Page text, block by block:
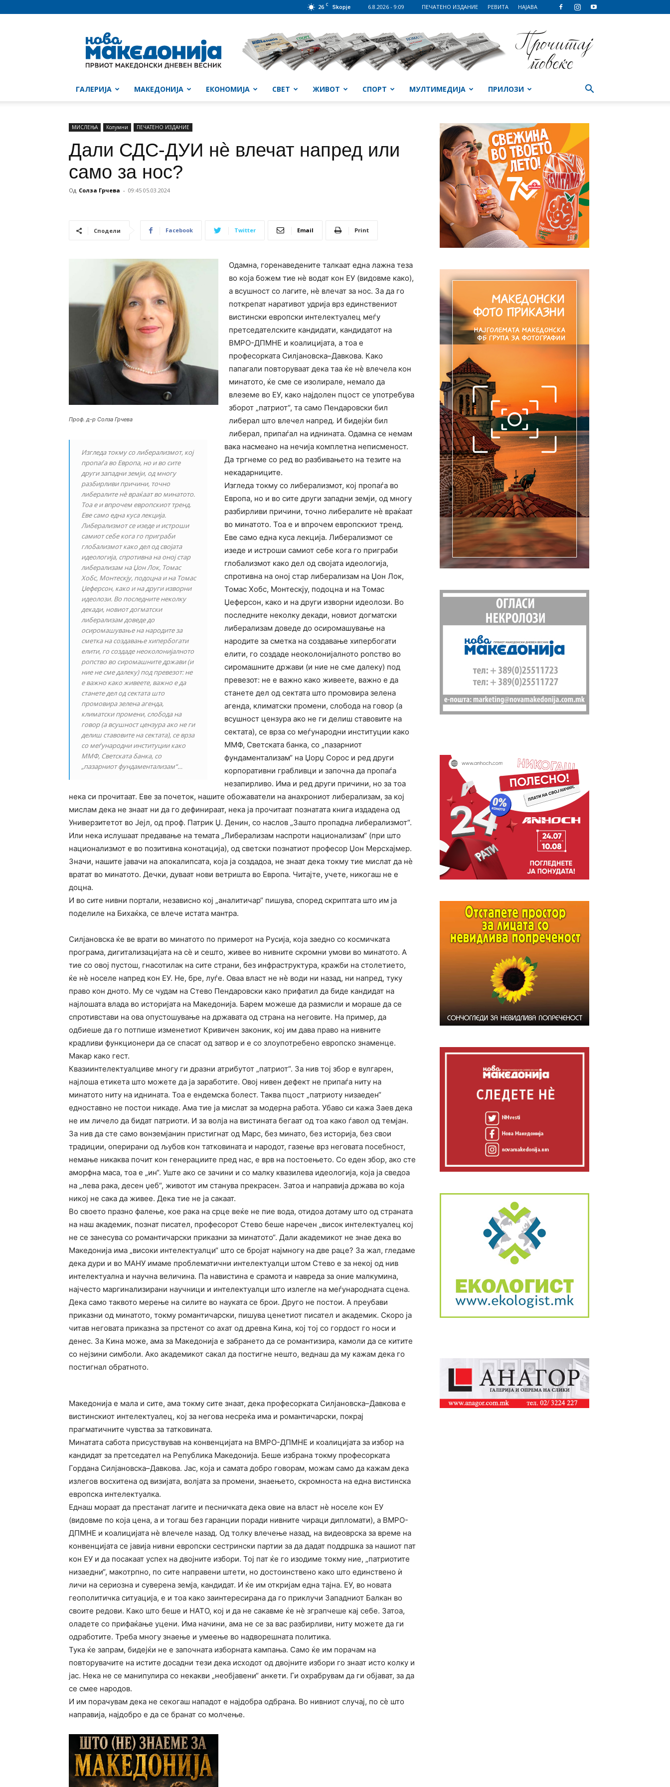
26 C Skopje 6.8.2026 - 9:09 ПЕЧАТЕНО ИЗДАНИЕ РЕВИТА НАЈАВА
Македонија
ГАЛЕРИЈА МАКЕДОНИЈА ЕКОНОМИЈА СВЕТ ЖИВОТ СПОРТ МУЛТИМЕДИЈА ПРИЛОЗИ
МИСЛЕЊА Колумни ПЕЧАТЕНО ИЗДАНИЕ
Дали СДС-ДУИ нѐ влечат напред или
само за нос?
Од Солза Грчева - 09:45 05.03.2024
Сподели Facebook Twitter Email Print
Проф. д-р Солза Грчева
Изгледа токму со либерализмот, кој
пропаѓа во Европа, но и во сите
други западни земји, од многу
разбирливи причини, точно
либералите нѐ враќаат во минатото.
Тоа е и впрочем европскиот тренд.
Еве само една куса лекција.
Либерализмот се изеде и истроши
самиот себе кога го приграби
глобализмот како дел од својата
идеологија, спротивна на оној стар
либерализам на Џон Лок, Томас
Хобс, Монтескју, подоцна и на Томас
Џеферсон, како и на други изворни
идеолози. Во последните неколку
декади, новиот догматски
либерализам доведе до
осиромашување на народите за
сметка на создавање хипербогати
елити, го создаде неоколонијалното
ропство во сиромашните држави (и
ние не сме далеку) под превезот: не
е важно како живеете, важно е да
станете дел од сектата што
промовира зелена агенда,
климатски промени, слобода на
говор (а всушност цензура ако не ги
делиш ставовите на сектата), се врза
со меѓународни институции како
ММФ, Светската банка, со
„пазарниот фундаментализам“…
Одамна, горенаведените талкаат една лажна теза
во која божем тие нѐ водат кон ЕУ (видовме како),
а всушност со лагите, нѐ влечат за нос. За да го
поткрепат наративот удрија врз единствениот
вистински европски интелектуалец меѓу
претседателските кандидати, кандидатот на
ВМРО-ДПМНЕ и коалицијата, а тоа е
професорката Силјановска–Давкова. Како
папагали повторуваат дека таа ќе нѐ влечела кон
минатото, ќе сме се изолирале, немало да
влеземе во ЕУ, како најдолен пцост се употребува
зборот „патриот“, та само Пендаровски бил
либерал што влечел напред. И бидејќи бил
либерал, припаѓал на иднината. Одамна се немам
вака насмеано на нечија комплетна неписменост.
Да тргнеме со ред во разбивањето на тезите на
некадарниците.
Изгледа токму со либерализмот, кој пропаѓа во
Европа, но и во сите други западни земји, од многу
разбирливи причини, точно либералите нѐ враќаат
во минатото. Тоа е и впрочем европскиот тренд.
Еве само една куса лекција. Либерализмот се
изеде и истроши самиот себе кога го приграби
глобализмот како дел од својата идеологија,
спротивна на оној стар либерализам на Џон Лок,
Томас Хобс, Монтескју, подоцна и на Томас
Џеферсон, како и на други изворни идеолози. Во
последните неколку декади, новиот догматски
либерализам доведе до осиромашување на
народите за сметка на создавање хипербогати
елити, го создаде неоколонијалното ропство во
сиромашните држави (и ние не сме далеку) под
превезот: не е важно како живеете, важно е да
станете дел од сектата што промовира зелена
агенда, климатски промени, слобода на говор (а
всушност цензура ако не ги делиш ставовите на
сектата), се врза со меѓународни институции како
ММФ, Светската банка, со „пазарниот
фундаментализам“ на Џорџ Сорос и ред други
корпоративни грабливци и започна да пропаѓа
незапирливо. Има и ред други причини, но за тоа
нека си прочитаат. Еве за почеток, нашите обожаватели на анахрониот либерализам, за кој
мислам дека не знаат ни да го дефинираат, нека ја прочитаат познатата книга издадена од
Универзитетот во Јејл, од проф. Патрик Џ. Денин, со наслов „Зашто пропадна либерализмот“.
Или нека ислушаат предавање на темата „Либерализам наспроти национализам“ (при што
национализмот е во позитивна конотација), од светски познатиот професор Џон Мерсхајмер.
Значи, нашите јавачи на апокалипсата, која ја создадоа, не знаат дека токму тие мислат да нѐ
вратат во минатото. Дечки, дуваат нови ветришта во Европа. Читајте, учете, никогаш не е
доцна.
И во сите нивни портали, независно кој „аналитичар“ пишува, според скриптата што им ја
поделиле на Бихаќка, се влече истата мантра.
Силјановска ќе ве врати во минатото по примерот на Русија, која заедно со космичката
програма, дигитализацијата на сѐ и сешто, живее во нивните скромни умови во минатото. А
тие со овој пустош, гнасотилак на сите страни, без инфраструктура, кражби на столетието,
ќе нѐ носеле напред кон ЕУ. Не, бре, луѓе. Оваа власт не нѐ води ни назад, ни напред, туку
право кон дното. Му се чудам на Стево Пендаровски како прифатил да биде кандидат на
најлошата влада во историјата на Македонија. Барем можеше да размисли и мораше да се
спротивстави на ова опустошување на државата од страна на неговите. На пример, да
одбиеше да го потпише изменетиот Кривичен законик, кој им дава право на нивните
крадливи функционери да се спасат од затвор и е со злоупотребено европско знаменце.
Макар како гест.
Квазиинтелектуалциве многу ги дразни атрибутот „патриот“. За нив тој збор е вулгарен,
најлоша етикета што можете да ја заработите. Овој нивен дефект не припаѓа ниту на
минатото ниту на иднината. Тоа е ендемска болест. Таква пцост „патриоту низаеден“
едноставно не постои никаде. Ама тие ја мислат за модерна работа. Убаво си кажа Заев дека
не им личело да бидат патриоти. И за волја на вистината бегаат од тоа како ѓавол од темјан.
За нив да сте само вонземјанин пристигнат од Марс, без минато, без историја, без свои
традиции, оперирани од љубов кон татковината и народот, газење врз неговата посебност,
немање никаква почит кон генерациите пред нас, е врв на постоењето. Со еден збор, ако сте
аморфна маса, тоа е „ин“. Уште ако се зачини и со малку квазилева идеологија, која ја сведоа
на „лева рака, десен џеб“, животот им станува прекрасен. Затоа и направија држава во која
никој не сака да живее. Дека тие не ја сакаат.
Во своето празно фалење, кое рака на срце веќе не пие вода, отидоа дотаму што од страната
на наш академик, познат писател, професорот Стево беше наречен „висок интелектуалец кој
не се занесува со романтичарски приказни за минатото“. Дали академикот не знае дека во
Македонија има „високи интелектуалци“ што се бројат најмногу на две раце? За жал, гледаме
дека дури и во МАНУ имаме проблематични интелектуалци штом Стево е за некој од нив
интелектуална и научна величина. Па навистина е срамота и навреда за оние малкумина,
најчесто маргинализирани научници и интелектуалци што излегле на меѓународната сцена.
Дека само таквото мерење на силите во науката се брои. Друго не постои. А преубави
приказни од минатото, токму романтичарски, пишува ценетиот писател и академик. Скоро ја
читав неговата приказна за прстенот со ахат од древна Кина, кој тој со гордост го носи и
денес. За Кина може, ама за Македонија е забрането да се романтизира, камоли да се китите
со нејзини симболи. Ако академикот сакал да постигне нешто, веднаш да му кажам дека го
постигнал обратното.
Македонија е мала и сите, ама токму сите знаат, дека професорката Силјановска–Давкова е
вистинскиот интелектуалец, кој за негова несреќа има и романтичарски, покрај
прагматичните чувства за татковината.
Минатата сабота присуствував на конвенцијата на ВМРО-ДПМНЕ и коалицијата за избор на
кандидат за претседател на Република Македонија. Беше избрана токму професорката
Гордана Силјановска–Давкова. Јас, која и самата добро говорам, можам само да кажам дека
излегов восхитена од визијата, волјата за промени, знаењето, скромноста на една вистинска
европска интелектуалка.
Еднаш мораат да престанат лагите и песничката дека овие на власт нѐ носеле кон ЕУ
(видовме по која цена, а и тогаш без гаранции поради нивните чираци дипломати), а ВМРО-
ДПМНЕ и коалицијата нѐ влечеле назад. Од толку влечење назад, на видеоврска за време на
конвенцијата се јавија нивни европски сестрински партии за да дадат поддршка за нашиот пат
кон ЕУ и да посакаат успех на двојните избори. Тој пат ќе го изодиме токму ние, „патриотите
низаедни“, макотрпно, по сите направени штети, но достоинствено како што единствено ѝ
личи на сериозна и суверена земја, кандидат. И ќе им откријам една тајна. ЕУ, во новата
геополитичка ситуација, е и тоа како заинтересирана да го приклучи Западниот Балкан во
своите редови. Како што беше и НАТО, кој и да не сакавме ќе нѐ зграпчеше кај себе. Затоа,
оладете со прифаќање уцени. Има начини, ама не се за вас разбирливи, ниту можете да ги
одработите. Треба многу знаење и умеење во надворешната политика.
Тука ќе запрам, бидејќи не е започната изборната кампања. Само ќе им порачам на
повторувачите на истите досадни тези дека исходот од двојните избори го знаат исто колку и
јас. Нека не се манипулира со некакви „необјавени“ анкети. Ги охрабрувам да ги објават, за да
се смее народов.
И им порачувам дека не секогаш нападот е најдобра одбрана. Во нивниот случај, по сѐ што
направија, најдобро е да се бранат со молчење.